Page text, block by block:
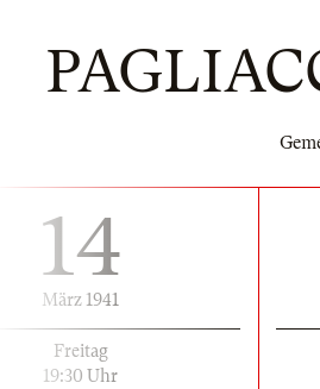
14
März 1941
Freitag
19:30 Uhr